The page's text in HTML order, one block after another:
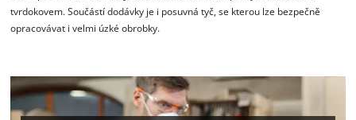
tvrdokovem. Součástí dodávky je i posuvná tyč, se kterou lze bezpečně
opracovávat i velmi úzké obrobky.